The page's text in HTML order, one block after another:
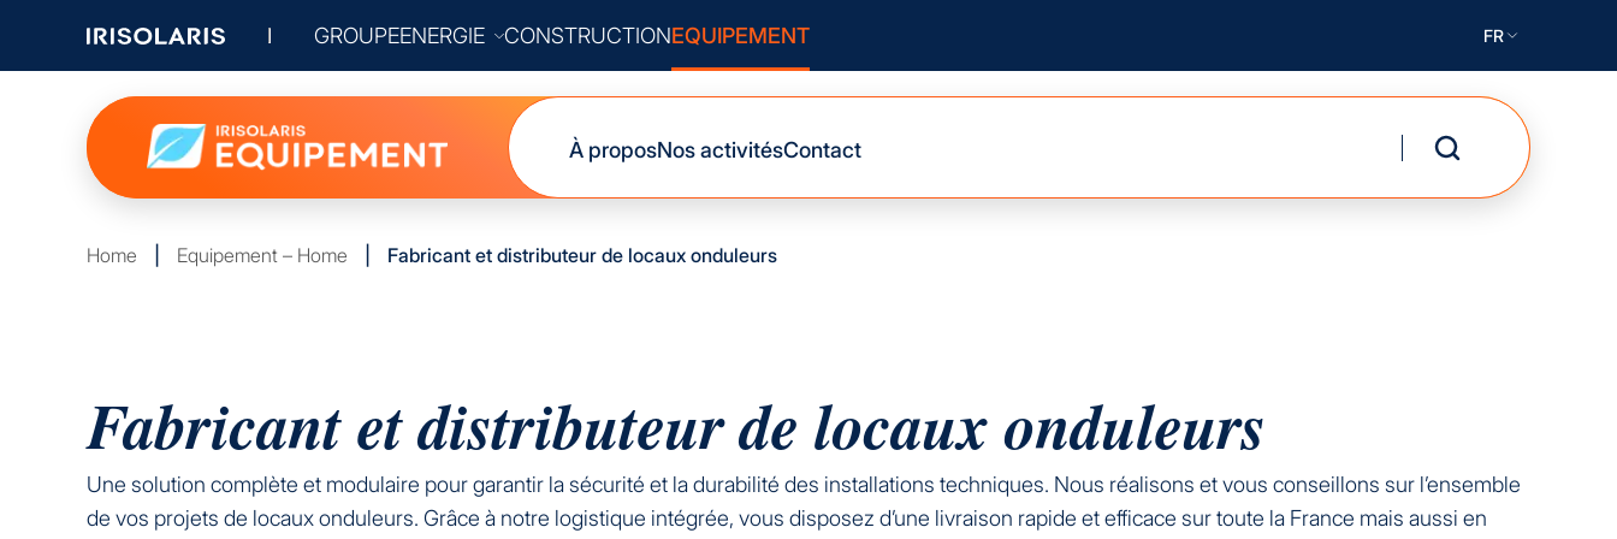
GROUPEENERGIE CONSTRUCTIONEQUIPEMENT
À proposNos activitésContact
FR
Home Equipement – Home Fabricant et distributeur de locaux onduleurs
Fabricant et distributeur de locaux onduleurs
Une solution complète et modulaire pour garantir la sécurité et la durabilité des installations techniques. Nous réalisons et vous conseillons sur l’ensemble
de vos projets de locaux onduleurs. Grâce à notre logistique intégrée, vous disposez d’une livraison rapide et efficace sur toute la France mais aussi en